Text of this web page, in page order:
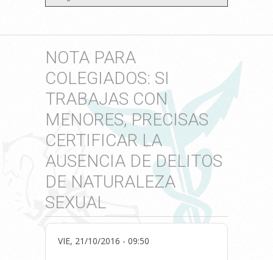
NOTA PARA
COLEGIADOS: SI
TRABAJAS CON
MENORES, PRECISAS
CERTIFICAR LA
AUSENCIA DE DELITOS
DE NATURALEZA
SEXUAL
VIE, 21/10/2016 - 09:50